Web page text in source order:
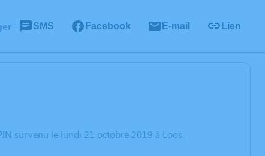
SMS Facebook E-mail Lien
survenu le lundi 21 octobre 2019 à Loos.